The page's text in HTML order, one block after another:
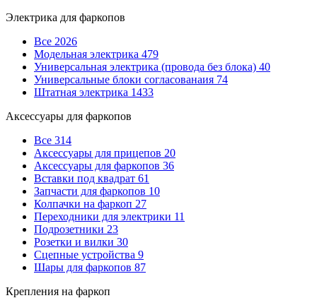
Электрика для фаркопов
Все 2026
Модельная электрика 479
Универсальная электрика (провода без блока) 40
Универсальные блоки согласованаия 74
Штатная электрика 1433
Аксессуары для фаркопов
Все 314
Аксессуары для прицепов 20
Аксессуары для фаркопов 36
Вставки под квадрат 61
Запчасти для фаркопов 10
Колпачки на фаркоп 27
Переходники для электрики 11
Подрозетники 23
Розетки и вилки 30
Сцепные устройства 9
Шары для фаркопов 87
Крепления на фаркоп